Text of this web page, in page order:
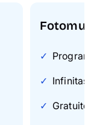
Infinitas
Gratuito